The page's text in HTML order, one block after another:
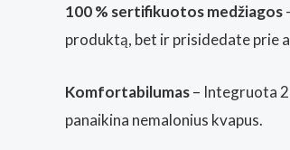
100 % sertifikuotos medžiagos
produktą, bet ir prisidedate prie
Komfortabilumas– Integruota
panaikina nemalonius kvapus.